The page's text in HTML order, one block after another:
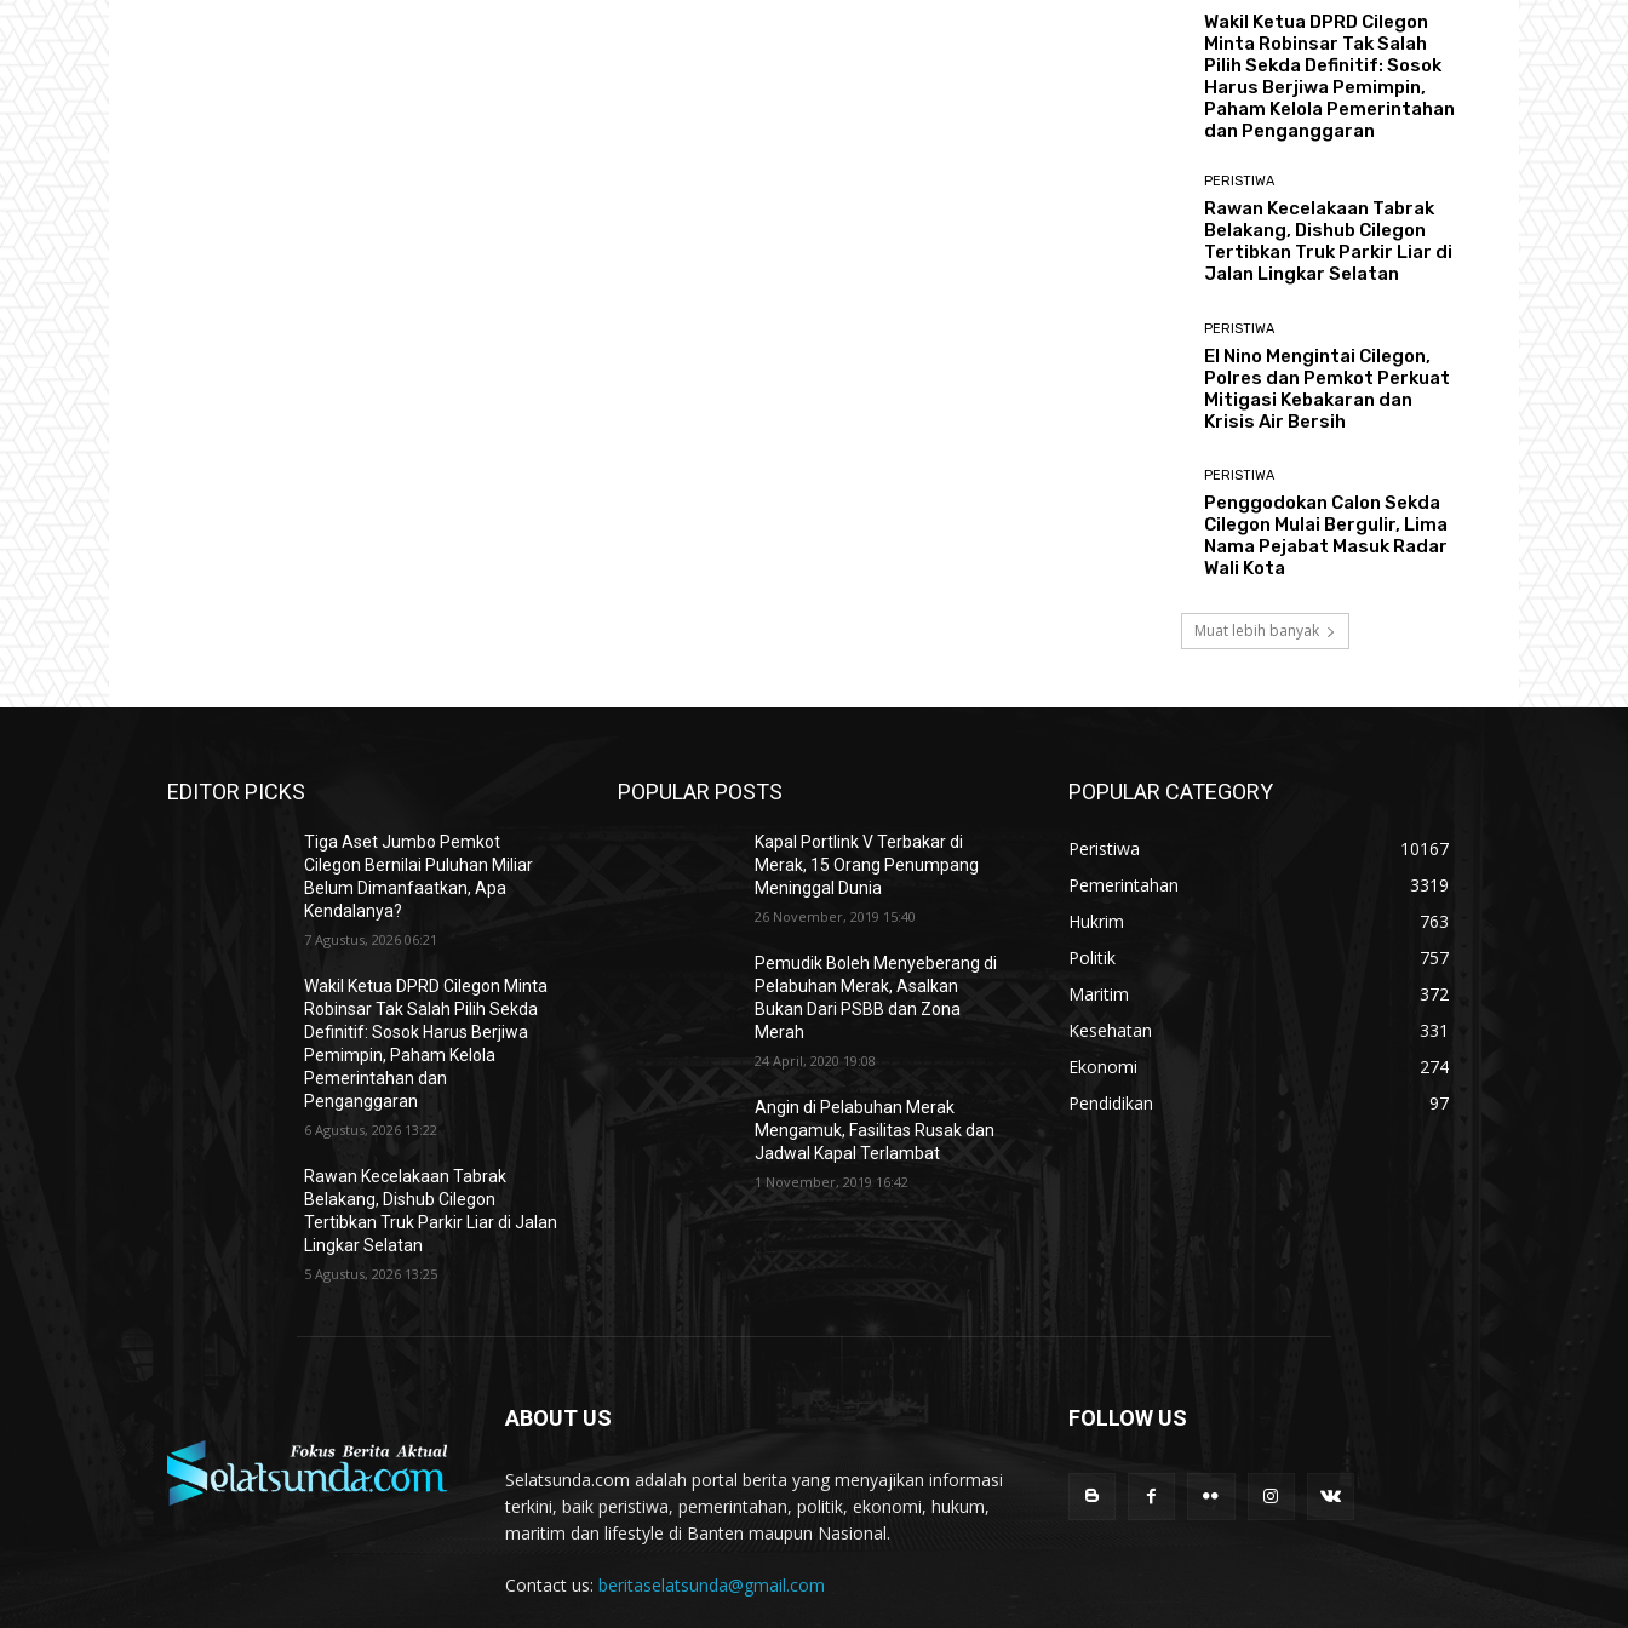
Wakil Ketua DPRD Cilegon
Minta Robinsar Tak Salah
Pilih Sekda Definitif: Sosok
Harus Berjiwa Pemimpin,
Paham Kelola Pemerintahan
dan Penganggaran
PERISTIWA
Rawan Kecelakaan Tabrak
Belakang, Dishub Cilegon
Tertibkan Truk Parkir Liar di
Jalan Lingkar Selatan
PERISTIWA
El Nino Mengintai Cilegon,
Polres dan Pemkot Perkuat
Mitigasi Kebakaran dan
Krisis Air Bersih
PERISTIWA
Penggodokan Calon Sekda
Cilegon Mulai Bergulir, Lima
Nama Pejabat Masuk Radar
Wali Kota
Muat lebih banyak
EDITOR PICKS
Tiga Aset Jumbo Pemkot
Cilegon Bernilai Puluhan Miliar
Belum Dimanfaatkan, Apa
Kendalanya?
7 Agustus, 2026 06:21
Wakil Ketua DPRD Cilegon Minta
Robinsar Tak Salah Pilih Sekda
Definitif: Sosok Harus Berjiwa
Pemimpin, Paham Kelola
Pemerintahan dan
Penganggaran
6 Agustus, 2026 13:22
Rawan Kecelakaan Tabrak
Belakang, Dishub Cilegon
Tertibkan Truk Parkir Liar di Jalan
Lingkar Selatan
5 Agustus, 2026 13:25
POPULAR POSTS
Kapal Portlink V Terbakar di
Merak, 15 Orang Penumpang
Meninggal Dunia
26 November, 2019 15:40
Pemudik Boleh Menyeberang di
Pelabuhan Merak, Asalkan
Bukan Dari PSBB dan Zona
Merah
24 April, 2020 19:08
Angin di Pelabuhan Merak
Mengamuk, Fasilitas Rusak dan
Jadwal Kapal Terlambat
1 November, 2019 16:42
POPULAR CATEGORY
Peristiwa
10167
Pemerintahan
3319
Hukrim
763
Politik
757
Maritim
372
Kesehatan
331
Ekonomi
274
Pendidikan
97
ABOUT US
Selatsunda.com adalah portal berita yang menyajikan informasi
terkini, baik peristiwa, pemerintahan, politik, ekonomi, hukum,
maritim dan lifestyle di Banten maupun Nasional.
Contact us: beritaselatsunda@gmail.com
FOLLOW US